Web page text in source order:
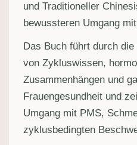
und Traditioneller
bewussteren Umgang
Das Buch führt durch
von Zykluswissen,
Zusammenhängen und
Frauengesundheit und
Umgang mit PMS,
zyklusbedingten